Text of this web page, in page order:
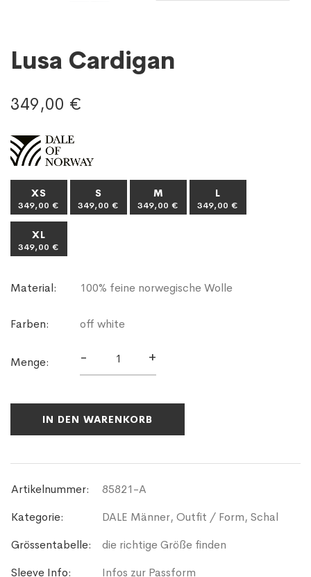
Lusa Cardigan
349,00 €
XS
349,00 €
S
349,00 €
M
349,00 €
L
349,00 €
XL
349,00 €
Material: 100% feine norwegische Wolle
Farben: off white
Menge: - +
IN DEN WARENKORB
Artikelnummer:
85821-A
Kategorie:
DALE Männer, Outfit / Form, Schal
Grössentabelle:
die richtige Größe finden
Sleeve Info:
Infos zur Passform